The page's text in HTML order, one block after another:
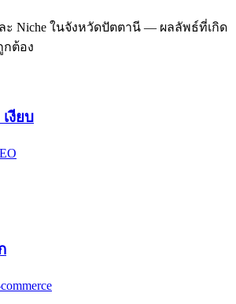
Niche ในจังหวัดปัตตานี — ผลลัพธ์ที่เกิด
กต้อง
งียบ